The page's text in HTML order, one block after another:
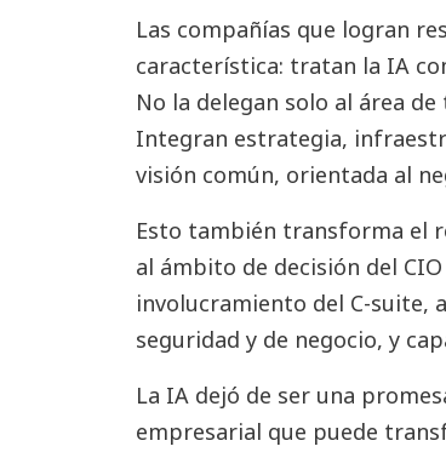
Las compañías que logran
característica: tratan la IA
No la delegan solo al área
Integran estrategia,
visión común, orientada al
Esto también transforma el
al ámbito de decisión del
involucramiento del C-suite,
seguridad y de negocio, y
La IA dejó de ser una
empresarial que puede